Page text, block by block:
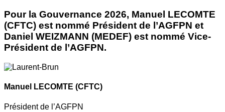
Pour la Gouvernance 2026, Manuel LECOMTE
(CFTC) est nommé Président de l’AGFPN et
Daniel WEIZMANN (MEDEF) est nommé Vice-
Président de l’AGFPN.
Manuel LECOMTE (CFTC)
Président de l’AGFPN